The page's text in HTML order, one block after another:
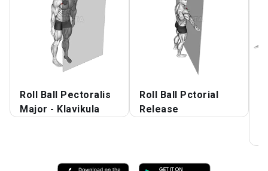
Roll Ball Pectoralis
Major - Klavikula
Roll Ball Pctorial
Release